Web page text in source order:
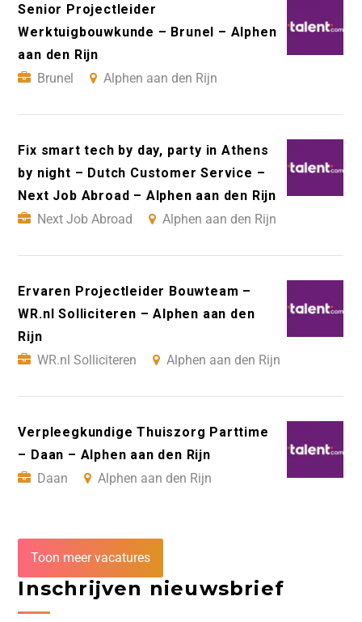
Senior Projectleider
Werktuigbouwkunde – Brunel – Alphen
aan den Rijn
Brunel
Alphen aan den Rijn
Fix smart tech by day, party in Athens
by night – Dutch Customer Service –
Next Job Abroad – Alphen aan den Rijn
Next Job Abroad
Alphen aan den Rijn
Ervaren Projectleider Bouwteam –
WR.nl Solliciteren – Alphen aan den
Rijn
WR.nl Solliciteren
Alphen aan den Rijn
Verpleegkundige Thuiszorg Parttime
– Daan – Alphen aan den Rijn
Daan
Alphen aan den Rijn
Toon meer vacatures
Inschrijven nieuwsbrief